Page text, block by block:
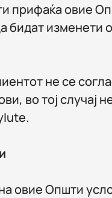
прифаќа овие
бидат изменети
не се
во тој случај
овие Општи